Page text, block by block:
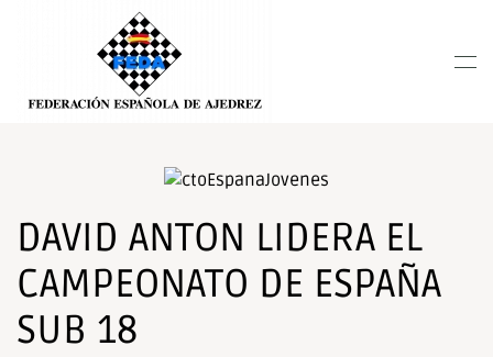
accesibilidad.
Skip to main content
DAVID ANTON LIDERA EL
CAMPEONATO DE ESPAÑA
SUB 18